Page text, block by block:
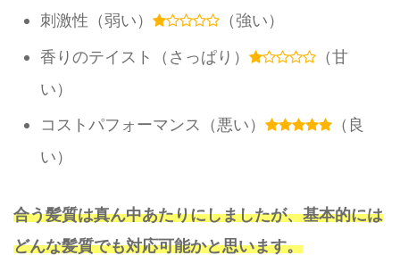
刺激性（弱い）
（強い）
香りのテイスト（さっぱり）
（甘
い）
コストパフォーマンス（悪い）
（良
い）
合う髪質は真ん中あたりにしましたが、基本的には
どんな髪質でも対応可能かと思います。